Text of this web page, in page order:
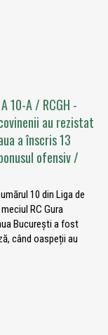
10-A / RCGH -
au rezistat
a înscris 13
ofensiv /
10 din Liga de
RC Gura
București a fost
când oaspeții au